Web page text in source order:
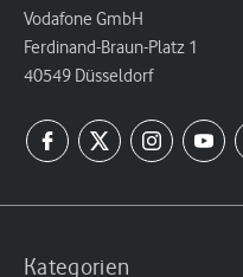
Vodafone GmbH
Ferdinand-Braun-Platz 1
40549 Düsseldorf
Kategorien